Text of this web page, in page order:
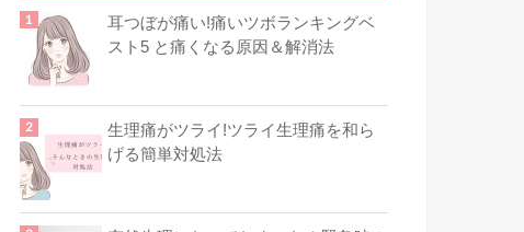
耳つぼが痛い!痛いツボランキングベ
スト5 と痛くなる原因＆解消法
生理痛がツライ!ツライ生理痛を和ら
げる簡単対処法